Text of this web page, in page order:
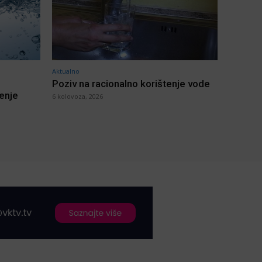
Aktualno
Poziv na racionalno korištenje vode
6 kolovoza, 2026